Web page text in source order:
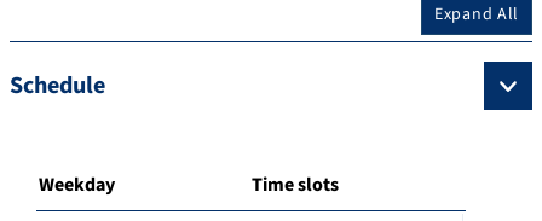
Expand All
Schedule
Weekday Time slots